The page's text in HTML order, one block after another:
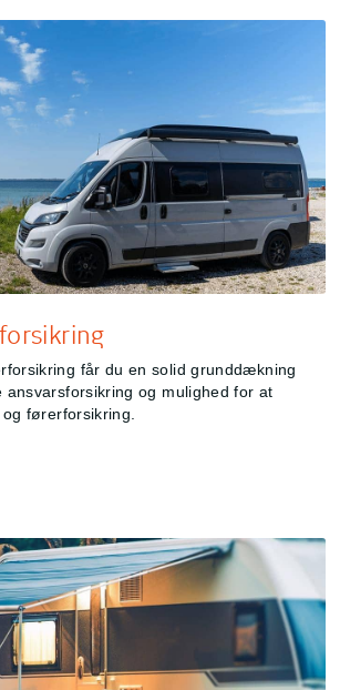
får du en solid grunddækning
ansvarsforsikring og mulighed for at
førerforsikring.